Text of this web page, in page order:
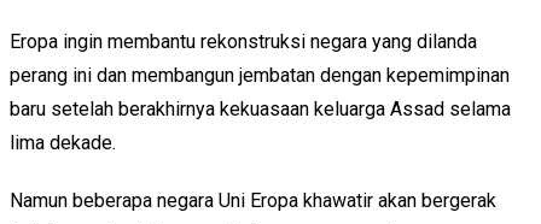
Eropa ingin membantu rekonstruksi negara yang dilanda
perang ini dan membangun jembatan dengan kepemimpinan
baru setelah berakhirnya kekuasaan keluarga Assad selama
lima dekade.
Namun beberapa negara Uni Eropa khawatir akan bergerak